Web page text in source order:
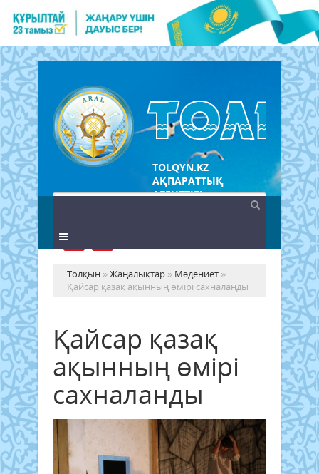
TOLQYN.KZ
АҚПАРАТТЫҚ
АГЕНТТІГІ
Толқын »Жаңалықтар » Мәдениет »
Қайсар қазақ ақынның өмірі сахналанды
Қайсар қазақ
ақынның өмірі
сахналанды